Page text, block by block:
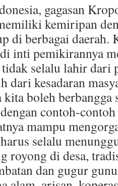
gagasan
kemiripan
di berbagai daerah.
inti pemikirannya
selalu lahir dari
dari kesadaran
kita boleh
contoh-
mampu
selalu
royong di desa,
dan gugur